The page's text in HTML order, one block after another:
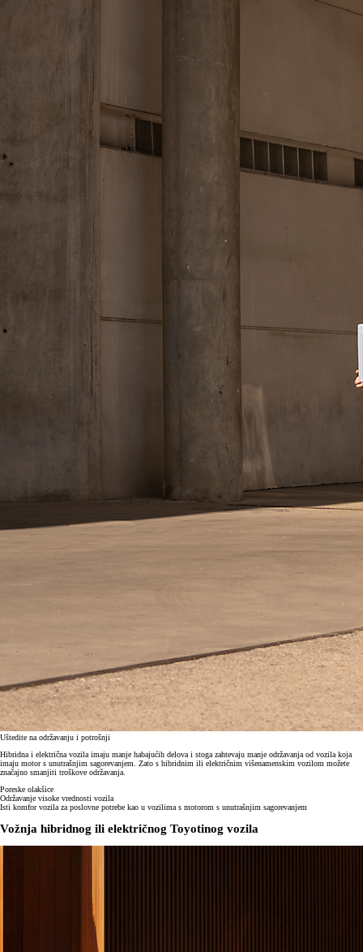
Uštedite na održavanju i potrošnji
Hibridna i električna vozila imaju manje habajućih delova i stoga zahtevaju manje održavanja od vozila koja
imaju motor s unutrašnjim sagorevanjem. Zato s hibridnim ili električnim višenamenskim vozilom možete
značajno smanjiti troškove održavanja.
Poreske olakšice
Održavanje visoke vrednosti vozila
Isti komfor vozila za poslovne potrebe kao u vozilima s motorom s unutrašnjim sagorevanjem
Vožnja hibridnog ili električnog Toyotinog vozila